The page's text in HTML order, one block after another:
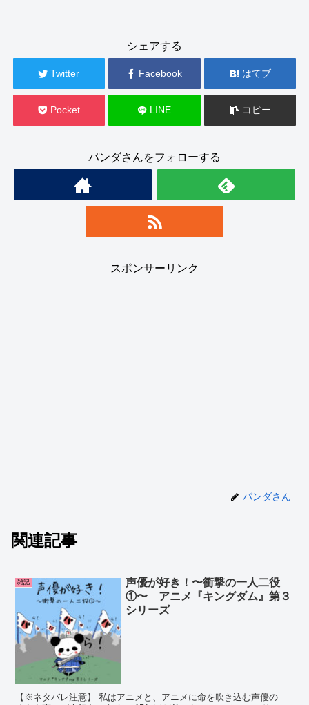
シェアする
Twitter Facebook はてブ
Pocket LINE コピー
パンダさんをフォローする
スポンサーリンク
パンダさん
関連記事
雑記
声優が好き！〜衝撃の一人二役
①〜 アニメ『キングダム』第３
シリーズ
【※ネタバレ注意】 私はアニメと、アニメに命を吹き込む声優の